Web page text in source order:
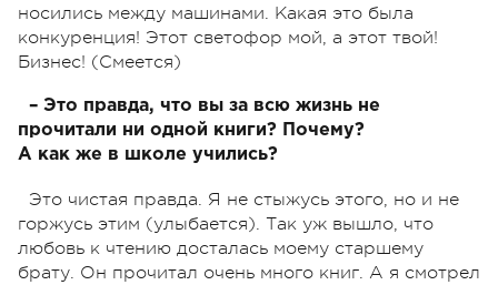
носились между машинами. Какая это была
конкуренция! Этот светофор мой, а этот твой!
Бизнес! (Смеется)
– Это правда, что вы за всю жизнь не
прочитали ни одной книги? Почему?
А как же в школе учились?
Это чистая правда. Я не стыжусь этого, но и не
горжусь этим (улыбается). Так уж вышло, что
любовь к чтению досталась моему старшему
брату. Он прочитал очень много книг. А я смотрел